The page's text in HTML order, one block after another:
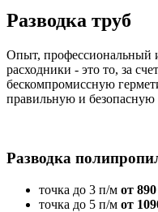
Разводка труб
Опыт, профессиональный
расходники - это то, за
бескомпромиссную
правильную и безопасную
Разводка
точка до 3 п/м от
точка до 5 п/м от